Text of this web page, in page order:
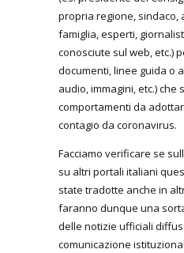
propria regione, sindaco,
famiglia, esperti,
conosciute sul web, etc.)
documenti, linee guida o
audio, immagini, etc.) che
comportamenti da
contagio da coronavirus.
Facciamo verificare se
su altri portali italiani
state tradotte anche in
faranno dunque una
delle notizie ufficiali
comunicazione